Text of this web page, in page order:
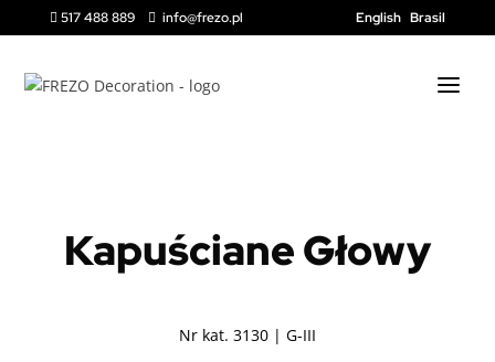
English Brasil
 517 488 889  info@frezo.pl
Kapuściane Głowy
Nr kat. 3130 | G-III